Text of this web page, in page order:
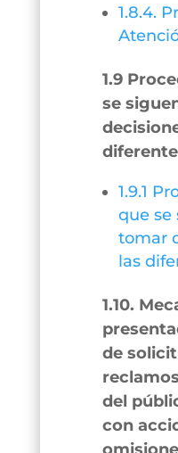
1.8.4.
1.9
se
1.9.1
que se
tomar
las
1.10.
de
del
con